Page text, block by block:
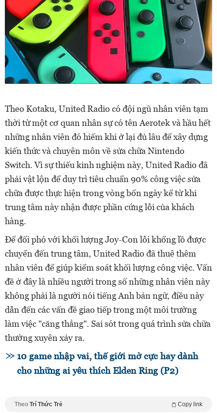
Theo Kotaku, United Radio có đội ngũ nhân viên tạm
thời từ một cơ quan nhân sự có tên Aerotek và hầu hết
những nhân viên đó hiếm khi ở lại đủ lâu để xây dựng
kiến ​​thức và chuyên môn về sửa chữa Nintendo
Switch. Vì sự thiếu kinh nghiệm này, United Radio đã
phải vật lộn để duy trì tiêu chuẩn 90% công việc sửa
chữa được thực hiện trong vòng bốn ngày kể từ khi
trung tâm này nhận được phần cứng lỗi của khách
hàng.
Để đối phó với khối lượng Joy-Con lỗi khổng lồ được
chuyển đến trung tâm, United Radio đã thuê thêm
nhân viên để giúp kiểm soát khối lượng công việc. Vấn
đề ở đây là nhiều người trong số những nhân viên này
không phải là người nói tiếng Anh bản ngữ, điều này
dẫn đến các vấn đề giao tiếp trong một môi trường
làm việc "căng thẳng". Sai sót trong quá trình sửa chữa
thường xuyên xảy ra.
10 game nhập vai, thế giới mở cực hay dành
cho những ai yêu thích Elden Ring (P2)
Theo Trí Thức Trẻ Copy link